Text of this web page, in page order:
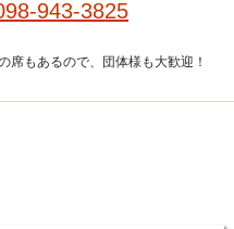
943-3825
席もあるので、団体様も大歓迎！